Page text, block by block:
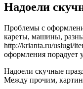
Надоели
Проблемы с
кареты, машины,
http://krianta.ru/uslugi/
оформления порадует
Надоели скучные
Между прочим,